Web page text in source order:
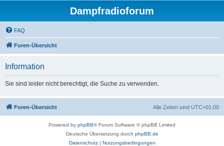
Dampfradioforum
FAQ
Foren-Übersicht
Information
Sie sind leider nicht berechtigt, die Suche zu verwenden.
Foren-Übersicht Alle Zeiten sind UTC+01:00
Powered by phpBB® Forum Software © phpBB Limited
Deutsche Übersetzung durch phpBB.de
Datenschutz| Nutzungsbedingungen